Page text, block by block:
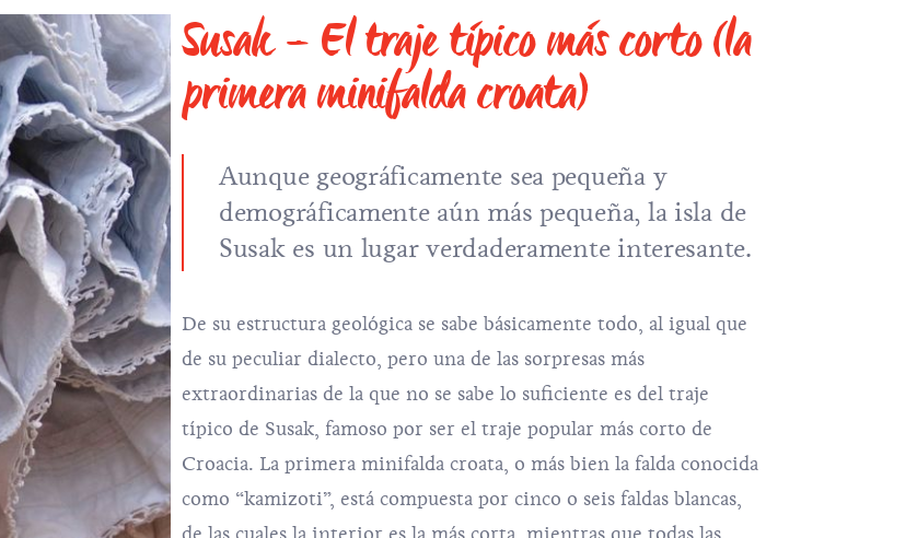
Susak – El traje típico más corto (la
primera minifalda croata)
Aunque geográficamente sea pequeña y
demográficamente aún más pequeña, la isla de
Susakes un lugar verdaderamente interesante.
De su estructura geológica se sabe básicamente todo, al igual que
de su peculiar dialecto, pero una de las sorpresas más
extraordinarias de la que no se sabe lo suficiente es del traje
típico de Susak, famoso por ser el traje popular más corto de
Croacia. La primera minifalda croata, o más bien la falda conocida
como “kamizoti”, está compuesta por cinco o seis faldas blancas,